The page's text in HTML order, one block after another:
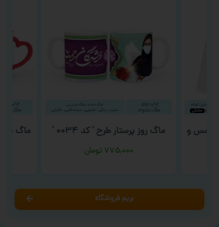
و
ماگ روز پرستار طرح ‘ کد ۰۰۳۴ ‘
۷۷۵,۰۰۰ تومان
ماگ شب
بریم فروشگاه